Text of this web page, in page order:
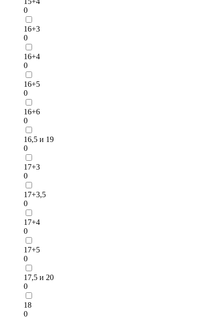
0
16+3
0
16+4
0
16+5
0
16+6
0
16,5 и 19
0
17+3
0
17+3,5
0
17+4
0
17+5
0
17,5 и 20
0
18
0